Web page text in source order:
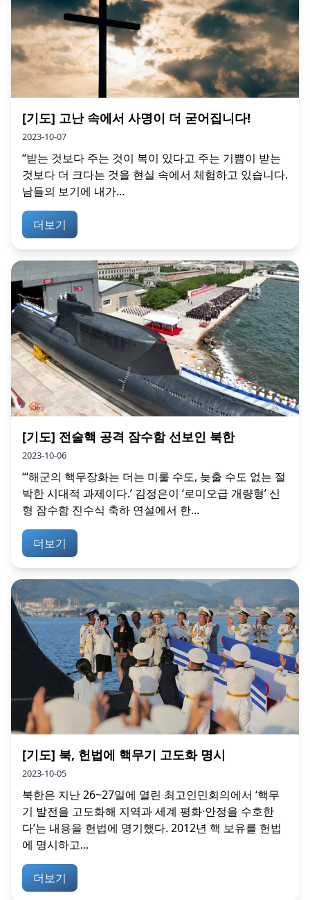
[기도] 고난 속에서 사명이 더 굳어집니다!
2023-10-07
“받는 것보다 주는 것이 복이 있다고 주는 기쁨이 받는
것보다 더 크다는 것을 현실 속에서 체험하고 있습니다.
남들의 보기에 내가...
더보기
[기도] 전술핵 공격 잠수함 선보인 북한
2023-10-06
“‘해군의 핵무장화는 더는 미룰 수도, 늦출 수도 없는 절
박한 시대적 과제이다.’ 김정은이 ‘로미오급 개량형’ 신
형 잠수함 진수식 축하 연설에서 한...
더보기
[기도] 북, 헌법에 핵무기 고도화 명시
2023-10-05
북한은 지난 26~27일에 열린 최고인민회의에서 ‘핵무
기 발전을 고도화해 지역과 세계 평화·안정을 수호한
다’는 내용을 헌법에 명기했다. 2012년 핵 보유를 헌법
에 명시하고...
더보기